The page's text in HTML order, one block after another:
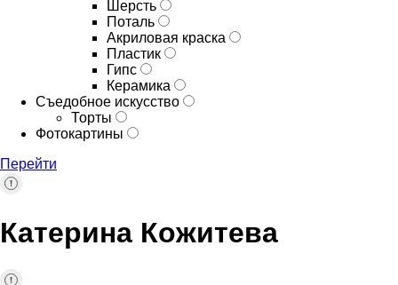
Шерсть
Поталь
Акриловая краска
Пластик
Гипс
Керамика
Съедобное искусство
Торты
Фотокартины
Перейти
Катерина Кожитева